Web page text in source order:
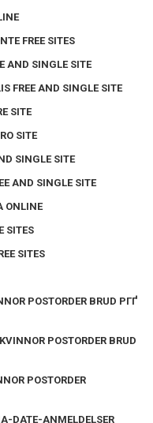
FREE SITES
AND SINGLE SITE
FREE AND SINGLE SITE
SITE
SITE
SINGLE SITE
AND SINGLE SITE
ONLINE
SITES
SITES
POSTORDER BRUD PГҐ
POSTORDER BRUD
POSTORDER
DATE-ANMELDELSER